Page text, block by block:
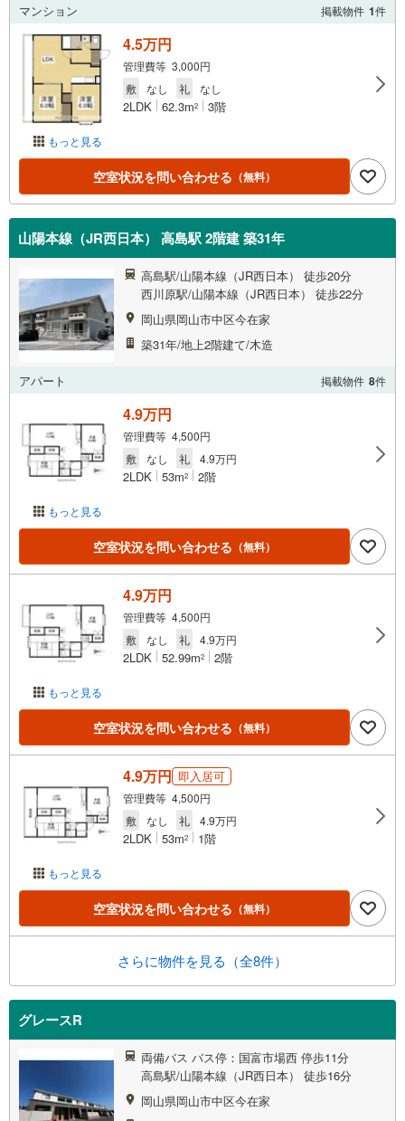
マンション 掲載物件 1件
もっと見る
4.5万円
管理費等 3,000円
敷
なし 礼 なし
2LDK 62.3m2 3階
空室状況を問い合わせる （無料）
山陽本線（JR西日本） 高島駅 2階建 築31年
高島駅/山陽本線（JR西日本） 徒歩20分
西川原駅/山陽本線（JR西日本） 徒歩22分
岡山県岡山市中区今在家
築31年/地上2階建て/木造
アパート 掲載物件 8件
もっと見る
4.9万円
管理費等 4,500円
敷
なし 礼 4.9万円
2LDK 53m2 2階
空室状況を問い合わせる （無料）
もっと見る
4.9万円
管理費等 4,500円
敷
なし 礼 4.9万円
2LDK 52.99m2 2階
空室状況を問い合わせる （無料）
もっと見る
4.9万円 即入居可
管理費等 4,500円
敷
なし 礼 4.9万円
2LDK 53m2 1階
空室状況を問い合わせる （無料）
さらに物件を見る（全8件）
グレースR
両備バス バス停：国富市場西 停歩11分
高島駅/山陽本線（JR西日本） 徒歩16分
岡山県岡山市中区今在家